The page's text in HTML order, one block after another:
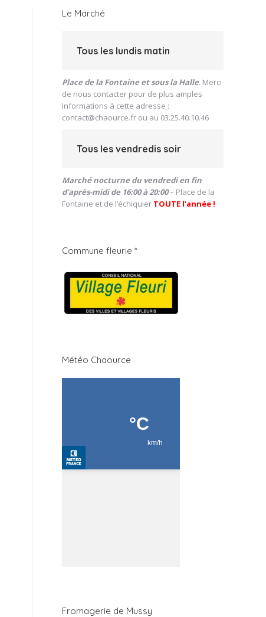
Le Marché
Tous les lundis matin
Place de la Fontaine et sous la Halle. Merci
de nous contacter pour de plus amples
informations à cette adresse :
contact@chaource.fr ou au 03.25.40.10.46
Tous les vendredis soir
Marché nocturne du vendredi en fin
d’après-midi de 16:00 à 20:00– Place de la
Fontaine et de l’échiquier TOUTE l’année !
Commune fleurie *
Météo Chaource
Fromagerie de Mussy